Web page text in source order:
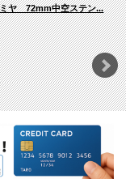
ヤ 72mm中空ステン...